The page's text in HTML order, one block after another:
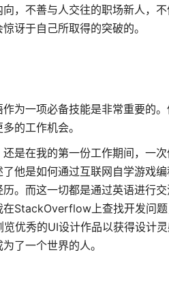
，不善与人交往的职场新人，
讶于自己所取得的突破的。
为一项必备技能是非常重要的
的工作机会。
是在我的第一份工作期间，一
他是如何通过互联网自学游戏
。而这一切都是通过英语进行
在StackOverflow上查找开发问
优秀的UI设计作品以获得设计
了一个世界的人。